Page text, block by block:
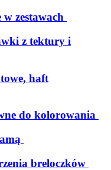
zestawach
z tektury i
haft
do kolorowania
breloczków